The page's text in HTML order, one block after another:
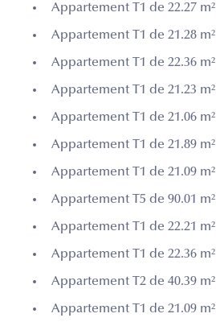
Appartement T1 de 22.27 m²
Appartement T1 de 21.28 m²
Appartement T1 de 22.36 m²
Appartement T1 de 21.23 m²
Appartement T1 de 21.06 m²
Appartement T1 de 21.89 m²
Appartement T1 de 21.09 m²
Appartement T5 de 90.01 m²
Appartement T1 de 22.21 m²
Appartement T1 de 22.36 m²
Appartement T2 de 40.39 m²
Appartement T1 de 21.09 m²